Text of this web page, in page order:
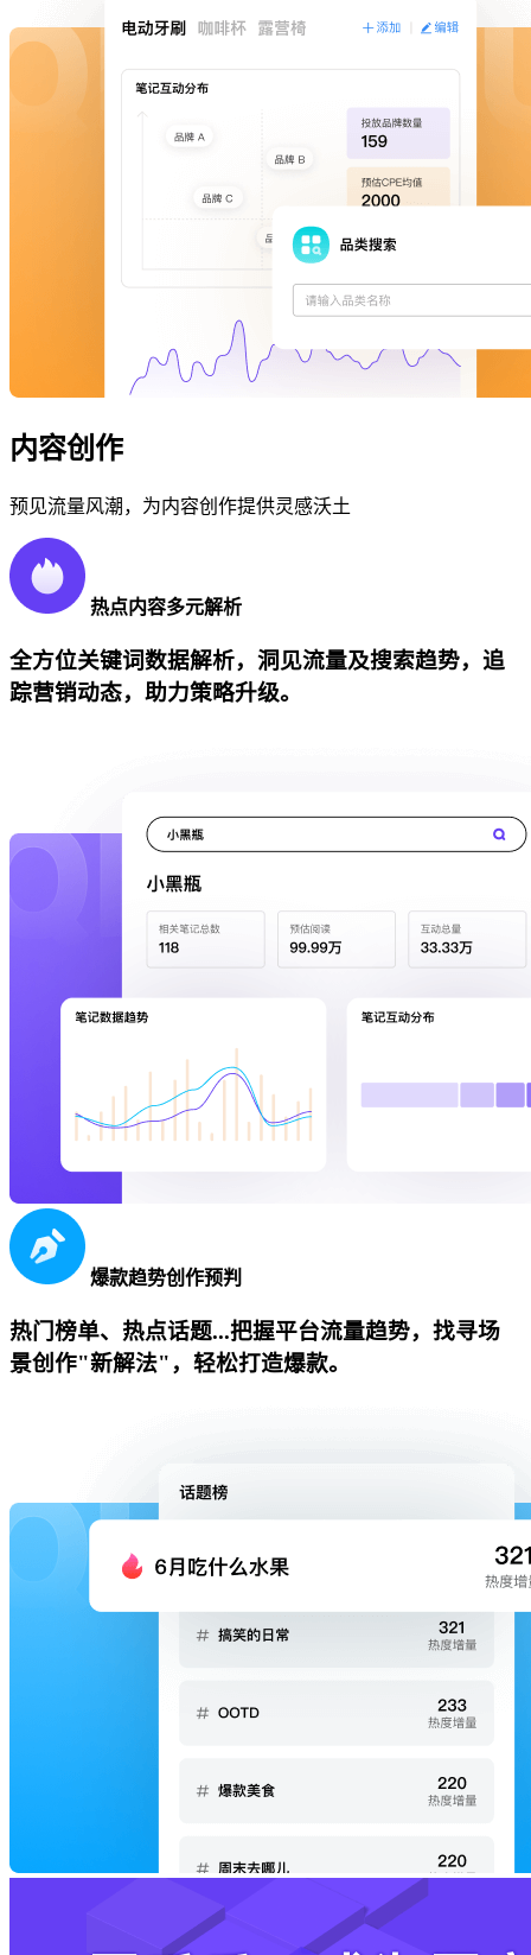
内容创作
预见流量风潮，为内容创作提供灵感沃土
热点内容多元解析
全方位关键词数据解析，洞见流量及搜索趋势，追
踪营销动态，助力策略升级。
爆款趋势创作预判
热门榜单、热点话题...把握平台流量趋势，找寻场
景创作"新解法"，轻松打造爆款。